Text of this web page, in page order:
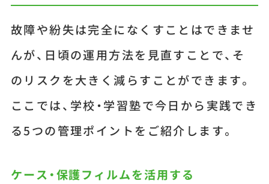
故障や紛失は完全になくすことはできませ
んが、日頃の運用方法を見直すことで、そ
のリスクを大きく減らすことができます。
ここでは、学校・学習塾で今日から実践でき
る5つの管理ポイントをご紹介します。
ケース・保護フィルムを活用する